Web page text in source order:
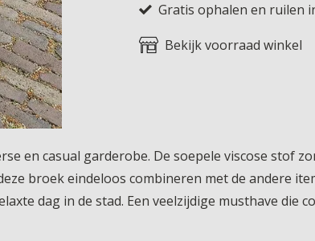
Gratis ophalen en ruilen
Bekijk voorraad winkel
en casual garderobe. De soepele viscose stof
broek eindeloos combineren met de andere
dag in de stad. Een veelzijdige musthave die